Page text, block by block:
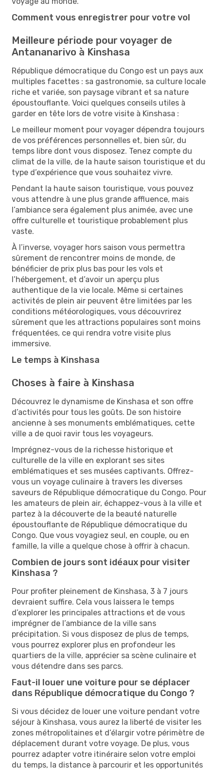
Comment vous enregistrer pour votre vol
Meilleure période pour voyager de
Antananarivo à Kinshasa
République démocratique du Congo est un pays aux
multiples facettes : sa gastronomie, sa culture locale
riche et variée, son paysage vibrant et sa nature
époustouflante. Voici quelques conseils utiles à
garder en tête lors de votre visite à Kinshasa :
Le meilleur moment pour voyager dépendra toujours
de vos préférences personnelles et, bien sûr, du
temps libre dont vous disposez. Tenez compte du
climat de la ville, de la haute saison touristique et du
type d’expérience que vous souhaitez vivre.
Pendant la haute saison touristique, vous pouvez
vous attendre à une plus grande affluence, mais
l’ambiance sera également plus animée, avec une
offre culturelle et touristique probablement plus
vaste.
À l’inverse, voyager hors saison vous permettra
sûrement de rencontrer moins de monde, de
bénéficier de prix plus bas pour les vols et
l’hébergement, et d’avoir un aperçu plus
authentique de la vie locale. Même si certaines
activités de plein air peuvent être limitées par les
conditions météorologiques, vous découvrirez
sûrement que les attractions populaires sont moins
fréquentées, ce qui rendra votre visite plus
immersive.
Le temps à Kinshasa
Choses à faire à Kinshasa
Découvrez le dynamisme de Kinshasa et son offre
d’activités pour tous les goûts. De son histoire
ancienne à ses monuments emblématiques, cette
ville a de quoi ravir tous les voyageurs.
Imprégnez-vous de la richesse historique et
culturelle de la ville en explorant ses sites
emblématiques et ses musées captivants. Offrez-
vous un voyage culinaire à travers les diverses
saveurs de République démocratique du Congo. Pour
les amateurs de plein air, échappez-vous à la ville et
partez à la découverte de la beauté naturelle
époustouflante de République démocratique du
Congo. Que vous voyagiez seul, en couple, ou en
famille, la ville a quelque chose à offrir à chacun.
Combien de jours sont idéaux pour visiter
Kinshasa ?
Pour profiter pleinement de Kinshasa, 3 à 7 jours
devraient suffire. Cela vous laissera le temps
d’explorer les principales attractions et de vous
imprégner de l’ambiance de la ville sans
précipitation. Si vous disposez de plus de temps,
vous pourrez explorer plus en profondeur les
quartiers de la ville, apprécier sa scène culinaire et
vous détendre dans ses parcs.
Faut-il louer une voiture pour se déplacer
dans République démocratique du Congo ?
Si vous décidez de louer une voiture pendant votre
séjour à Kinshasa, vous aurez la liberté de visiter les
zones métropolitaines et d’élargir votre périmètre de
déplacement durant votre voyage. De plus, vous
pourrez adapter votre itinéraire selon votre emploi
du temps, la distance à parcourir et les opportunités